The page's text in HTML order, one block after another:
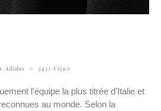
Adidas 3451 Views
l'équipe la plus titrée d'Italie et
au monde. Selon la